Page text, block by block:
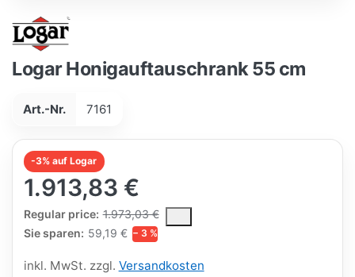
Logar Honigauftauschrank 55 cm
Art.-Nr. 7161
-3% auf Logar
1.913,83 €
Regular price: 1.973,03 €
The Regular Price is the median selling price paid by
Sie sparen: 59,19 € − 3 %
inkl. MwSt. zzgl. Versandkosten